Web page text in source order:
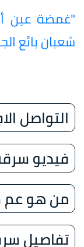
"غمضة عين
شعبان بائع
التواصل
فيديو
من هو عم
تفاصيل